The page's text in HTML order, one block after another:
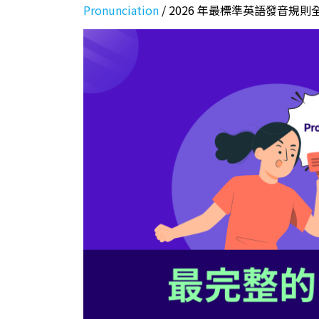
Pronunciation / 2026 年最標準英語發音規則